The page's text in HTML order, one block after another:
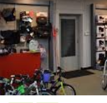
About Baarle
History
Visit Baarle Shop
Enclave voucher
Eat
Drink